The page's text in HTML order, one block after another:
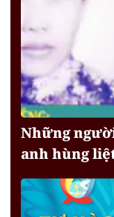
Những
anh hùng